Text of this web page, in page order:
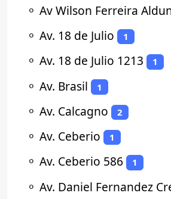
⚬ Av Wilson Ferreira
⚬ Av. 18 de Julio 1
⚬ Av. 18 de Julio 1213 1
⚬ Av. Brasil 1
⚬ Av. Calcagno 2
⚬ Av. Ceberio 1
⚬ Av. Ceberio 586 1
⚬ Av. Daniel Fernandez